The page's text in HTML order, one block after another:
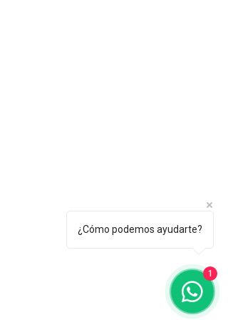
¿Cómo podemos ayudarte?
1